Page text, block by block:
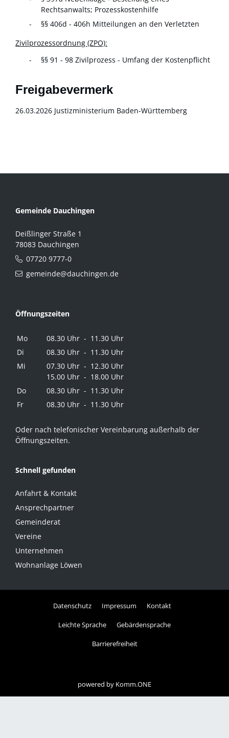
Rechtsanwalts; Prozesskostenhilfe
§§ 406d - 406h Mitteilungen an den Verletzten
Zivilprozessordnung (ZPO):
§§ 91 - 98 Zivilprozess - Umfang der Kostenpflicht
Freigabevermerk
26.03.2026 Justizministerium Baden-Württemberg
Gemeinde Dauchingen
Deißlinger Straße 1
78083 Dauchingen
07720 9777-0
gemeinde@dauchingen.de
Öffnungszeiten
Mo
08.30 Uhr - 11.30 Uhr
Di
08.30 Uhr - 11.30 Uhr
Mi
07.30 Uhr - 12.30 Uhr
15.00 Uhr - 18.00 Uhr
Do
08.30 Uhr - 11.30 Uhr
Fr
08.30 Uhr - 11.30 Uhr
Oder nach telefonischer Vereinbarung außerhalb der
Öffnungszeiten.
Schnell gefunden
Anfahrt & Kontakt
Ansprechpartner
Gemeinderat
Vereine
Unternehmen
Wohnanlage Löwen
Datenschutz Impressum Kontakt
Leichte Sprache Gebärdensprache
Barrierefreiheit
powered by Komm.ONE